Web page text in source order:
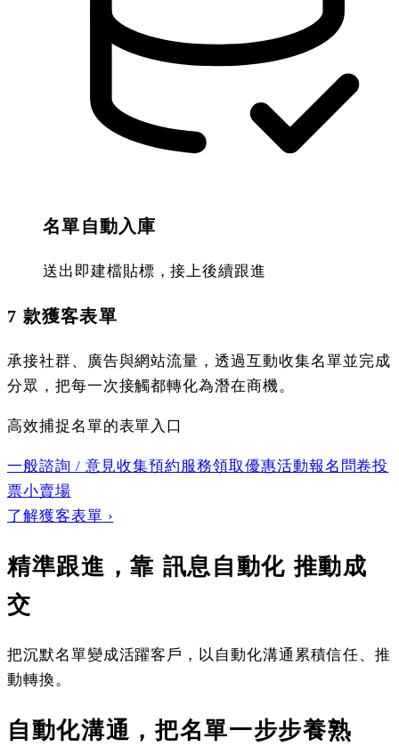
名單自動入庫
送出即建檔貼標，接上後續跟進
7 款獲客表單
承接社群、廣告與網站流量，透過互動收集名單並完成
分眾，把每一次接觸都轉化為潛在商機。
高效捕捉名單的表單入口
一般諮詢 / 意見收集預約服務領取優惠活動報名 問卷投
票小賣場
了解獲客表單 ›
精準跟進，靠 訊息自動化 推動成
交
把沉默名單變成活躍客戶，以自動化溝通累積信任、推
動轉換。
自動化溝通，把名單一步步養熟